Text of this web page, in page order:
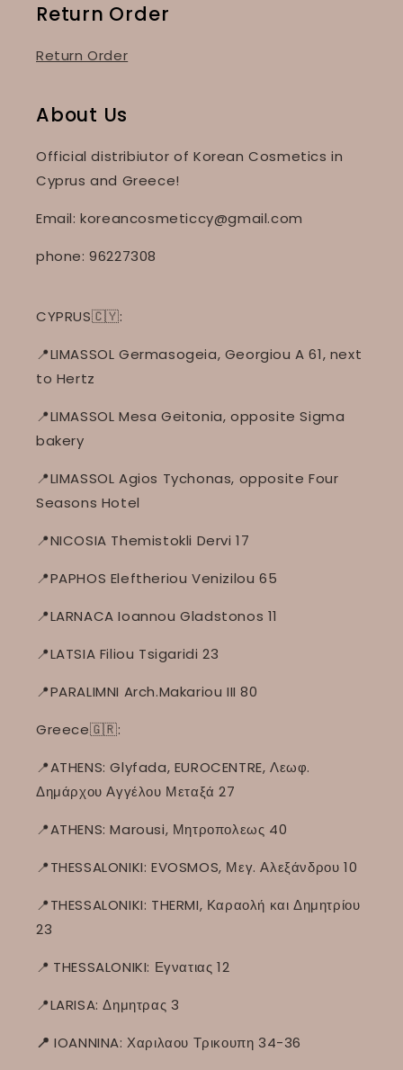
Return Order
Return Order
About Us
Official distribiutor of Korean Cosmetics in
Cyprus and Greece!
Email: koreancosmeticcy@gmail.com
phone: 96227308
CYPRUS🇨🇾:
📍LIMASSOL Germasogeia, Georgiou A 61, next
to Hertz
📍LIMASSOL Mesa Geitonia, opposite Sigma
bakery
📍LIMASSOL Agios Tychonas, opposite Four
Seasons Hotel
📍NICOSIA Themistokli Dervi 17
📍PAPHOS Eleftheriou Venizilou 65
📍LARNACA Ioannou Gladstonos 11
📍LATSIA Filiou Tsigaridi 23
📍PARALIMNI Arch.Makariou III 80
Greece🇬🇷:
📍ATHENS: Glyfada, EUROCENTRE, Λεωφ.
Δημάρχου Αγγέλου Μεταξά 27
📍ATHENS: Marousi, Μητροπολεως 40
📍THESSALONIKI: EVOSMOS, Μεγ. Αλεξάνδρου 10
📍THESSALONIKI: THERMI, Καραολή και Δημητρίου
23
📍 THESSALONIKI: Εγνατιας 12
📍LARISA: Δημητρας 3
📍 IOANNINA: Χαριλαου Τρικουπη 34-36